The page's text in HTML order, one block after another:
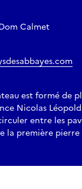
Calmet
est formé de
Nicolas
entre les
la première